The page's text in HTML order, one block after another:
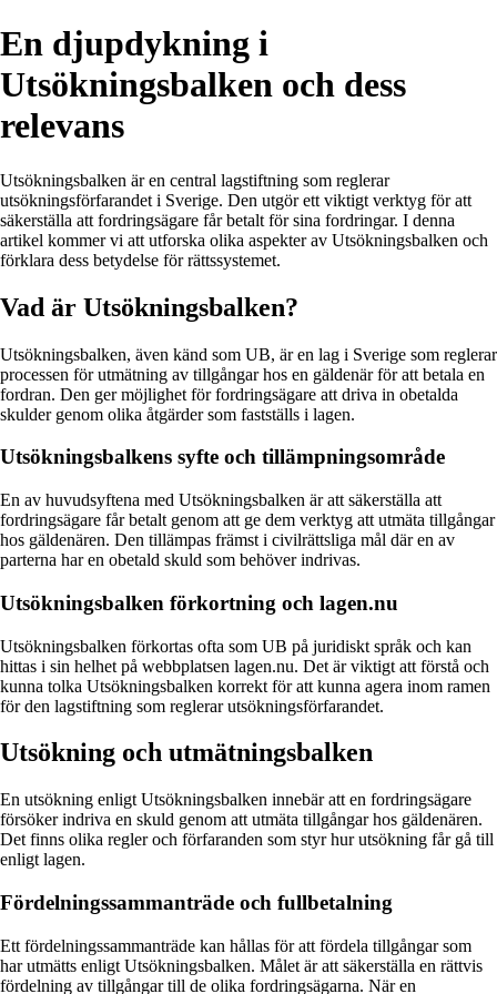
En djupdykning i
Utsökningsbalken och dess
relevans
Utsökningsbalken är en central lagstiftning som reglerar
utsökningsförfarandet i Sverige. Den utgör ett viktigt verktyg för att
säkerställa att fordringsägare får betalt för sina fordringar. I denna
artikel kommer vi att utforska olika aspekter av Utsökningsbalken och
förklara dess betydelse för rättssystemet.
Vad är Utsökningsbalken?
Utsökningsbalken, även känd som UB, är en lag i Sverige som reglerar
processen för utmätning av tillgångar hos en gäldenär för att betala en
fordran. Den ger möjlighet för fordringsägare att driva in obetalda
skulder genom olika åtgärder som fastställs i lagen.
Utsökningsbalkens syfte och tillämpningsområde
En av huvudsyftena med Utsökningsbalken är att säkerställa att
fordringsägare får betalt genom att ge dem verktyg att utmäta tillgångar
hos gäldenären. Den tillämpas främst i civilrättsliga mål där en av
parterna har en obetald skuld som behöver indrivas.
Utsökningsbalken förkortning och lagen.nu
Utsökningsbalken förkortas ofta som UB på juridiskt språk och kan
hittas i sin helhet på webbplatsen lagen.nu. Det är viktigt att förstå och
kunna tolka Utsökningsbalken korrekt för att kunna agera inom ramen
för den lagstiftning som reglerar utsökningsförfarandet.
Utsökning och utmätningsbalken
En utsökning enligt Utsökningsbalken innebär att en fordringsägare
försöker indriva en skuld genom att utmäta tillgångar hos gäldenären.
Det finns olika regler och förfaranden som styr hur utsökning får gå till
enligt lagen.
Fördelningssammanträde och fullbetalning
Ett fördelningssammanträde kan hållas för att fördela tillgångar som
har utmätts enligt Utsökningsbalken. Målet är att säkerställa en rättvis
fördelning av tillgångar till de olika fordringsägarna. När en